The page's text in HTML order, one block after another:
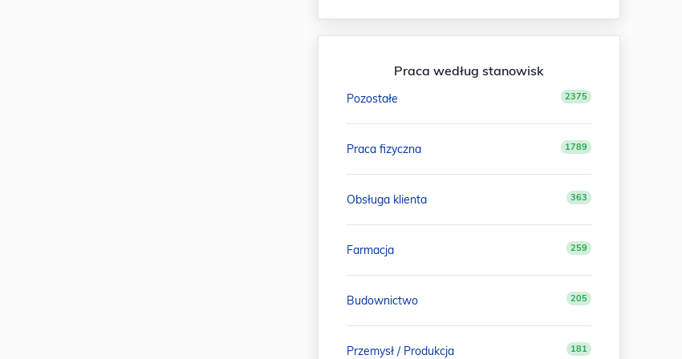
Praca według stanowisk
Pozostałe 2375
Praca fizyczna 1789
Obsługa klienta 363
Farmacja 259
Budownictwo 205
Przemysł / Produkcja 181